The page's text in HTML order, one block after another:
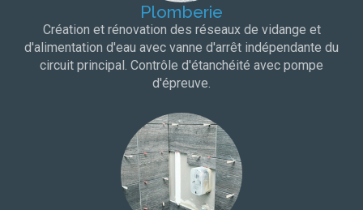
Plomberie
Création et rénovation des réseaux de vidange et
d'alimentation d'eau avec vanne d'arrêt indépendante du
circuit principal. Contrôle d'étanchéité avec pompe
d'épreuve.